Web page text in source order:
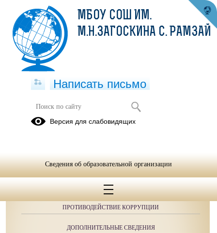
Публикации за 11.05.2025
ОБРАЩЕНИЯ ГРАЖДАН
ПРОТИВОДЕЙСТВИЕ КОРРУПЦИИ
ДОПОЛНИТЕЛЬНЫЕ СВЕДЕНИЯ
МБОУ СОШ ИМ.
М.Н.ЗАГОСКИНА С. РАМЗАЙ
Написать письмо
Версия для слабовидящих
Сведения об образовательной организации